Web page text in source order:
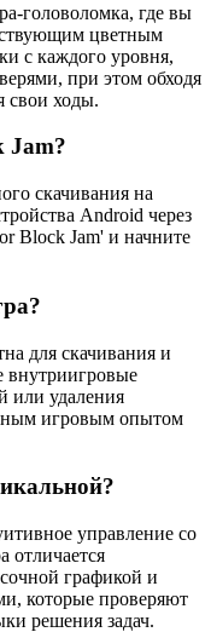
головоломка, где вы
цветным
с каждого уровня,
при этом обходя
свои ходы.
Jam?
скачивания на
Android через
Block Jam' и начните
для скачивания и
внутриигровые
или удаления
игровым опытом
управление со
отличается
графикой и
которые проверяют
решения задач.